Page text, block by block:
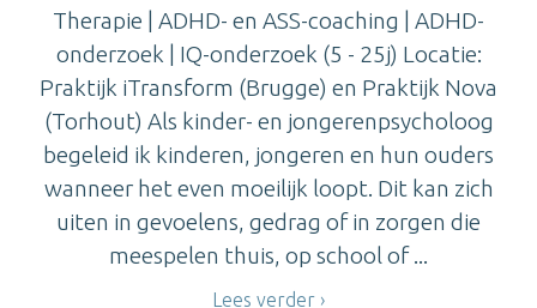
Therapie | ADHD- en ASS-coaching | ADHD-
onderzoek | IQ-onderzoek (5 - 25j) Locatie:
Praktijk iTransform (Brugge) en Praktijk Nova
(Torhout) Als kinder- en jongerenpsycholoog
begeleid ik kinderen, jongeren en hun ouders
wanneer het even moeilijk loopt. Dit kan zich
uiten in gevoelens, gedrag of in zorgen die
meespelen thuis, op school of ...
Lees verder